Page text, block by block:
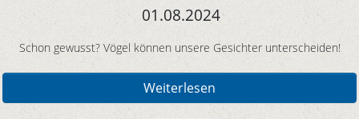
01.08.2024
Schon gewusst? Vögel können unsere Gesichter unterscheiden!
Weiterlesen